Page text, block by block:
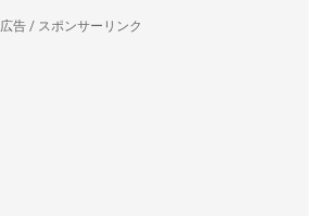
広告 / スポンサーリンク